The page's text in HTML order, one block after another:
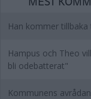
Han kommer
Hampus och Theo
bli odebatterat"
Kommunens